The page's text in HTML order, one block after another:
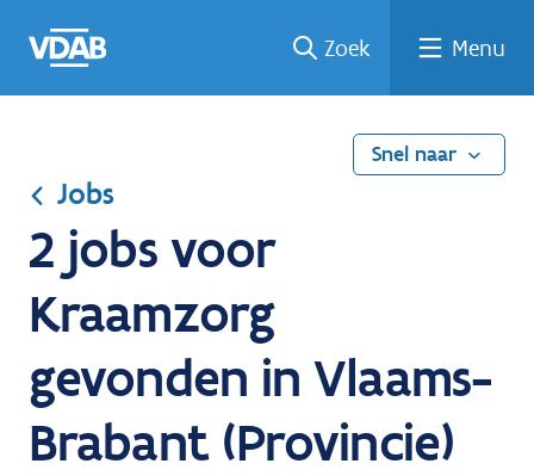
naar
een
een
job
naar
Zoek Menu
Snel naar
Jobs
2 jobs voor
Kraamzorg
gevonden in Vlaams-
Brabant (Provincie)